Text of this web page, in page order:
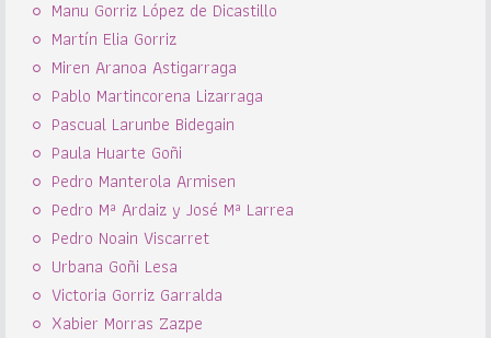
Manu Gorriz López de Dicastillo
Martín Elia Gorriz
Miren Aranoa Astigarraga
Pablo Martincorena Lizarraga
Pascual Larunbe Bidegain
Paula Huarte Goñi
Pedro Manterola Armisen
Pedro Mª Ardaiz y José Mª Larrea
Pedro Noain Viscarret
Urbana Goñi Lesa
Victoria Gorriz Garralda
Xabier Morras Zazpe